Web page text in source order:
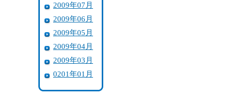
2009年07月
2009年06月
2009年05月
2009年04月
2009年03月
0201年01月